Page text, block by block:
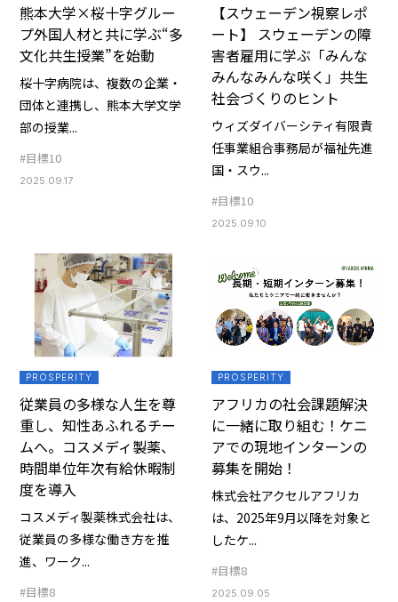
熊本大学×桜十字グルー
プ外国人材と共に学ぶ“多
文化共生授業”を始動
桜十字病院は、複数の企業・
団体と連携し、熊本大学文学
部の授業...
#目標10
2025.09.17
【スウェーデン視察レポ
ート】 スウェーデンの障
害者雇用に学ぶ「みんな
みんなみんな咲く」共生
社会づくりのヒント
ウィズダイバーシティ有限責
任事業組合事務局が福祉先進
国・スウ...
#目標10
2025.09.10
PROSPERITY
従業員の多様な人生を尊
重し、知性あふれるチー
ムへ。コスメディ製薬、
時間単位年次有給休暇制
度を導入
コスメディ製薬株式会社は、
従業員の多様な働き方を推
進、ワーク...
#目標8
PROSPERITY
アフリカの社会課題解決
に一緒に取り組む！ケニ
アでの現地インターンの
募集を開始！
株式会社アクセルアフリカ
は、2025年9月以降を対象と
したケ...
#目標8
2025.09.05